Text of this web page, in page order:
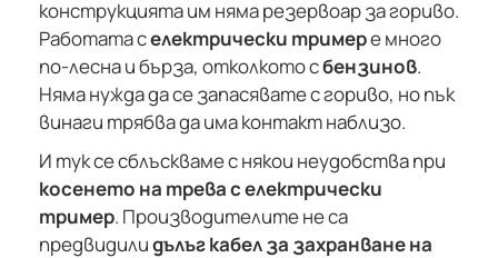
конструкцията им няма резервоар за гориво.
Работата селектрически тримере много
по-лесна и бърза, отколкото сбензинов.
Няма нужда да се запасявате с гориво, но пък
винаги трябва да има контакт наблизо.
И тук се сблъскваме с някои неудобства при
косенето на трева с електрически
тример. Производителите не са
предвидилидълъг кабел за захранване на